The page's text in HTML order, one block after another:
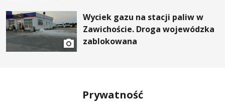
Wyciek gazu na stacji paliw w
Zawichoście. Droga wojewódzka
zablokowana
Prywatność